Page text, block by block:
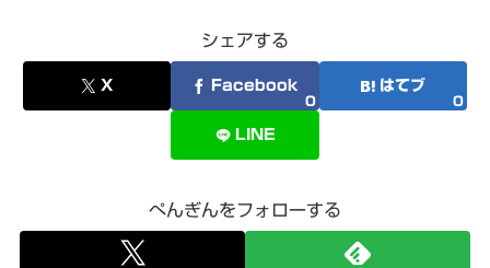
シェアする
X Facebook
0
はてブ
0
LINE
ぺんぎんをフォローする